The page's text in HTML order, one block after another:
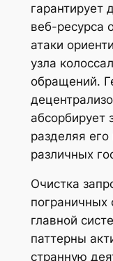
гарантирует
веб-ресурса
атаки
узла
обращений.
абсорбирует
разделяя
различных
Очистка
пограничных
главной
паттерны
странную